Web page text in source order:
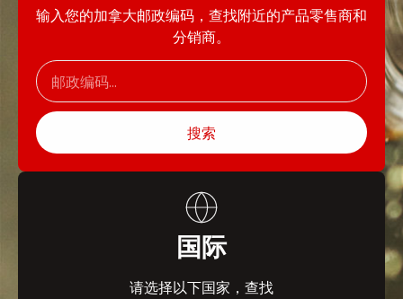
输入您的加拿大邮政编码，查找附近的产品零售商和
分销商。
搜索
国际
请选择以下国家，查找